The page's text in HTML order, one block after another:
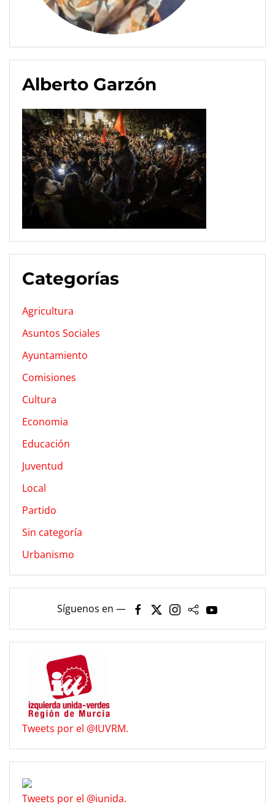
Alberto Garzón
Categorías
Agricultura
Asuntos Sociales
Ayuntamiento
Comisiones
Cultura
Economia
Educación
Juventud
Local
Partido
Sin categoría
Urbanismo
Síguenos en —
Tweets por el @IUVRM.
Tweets por el @iunida.